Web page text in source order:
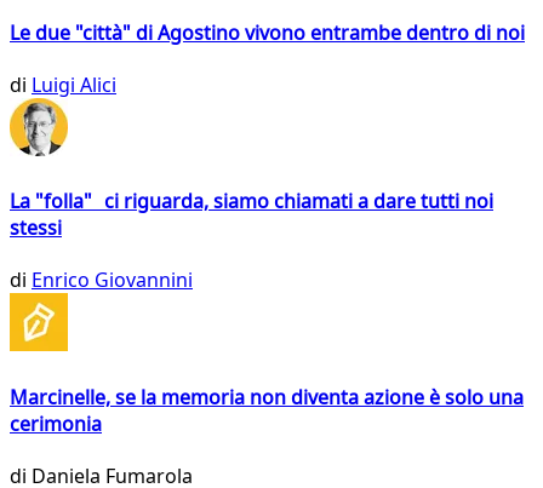
Le due "città" di Agostino vivono entrambe dentro di noi
di Luigi Alici
La "folla" ci riguarda, siamo chiamati a dare tutti noi
stessi
di Enrico Giovannini
Marcinelle, se la memoria non diventa azione è solo una
cerimonia
di Daniela Fumarola